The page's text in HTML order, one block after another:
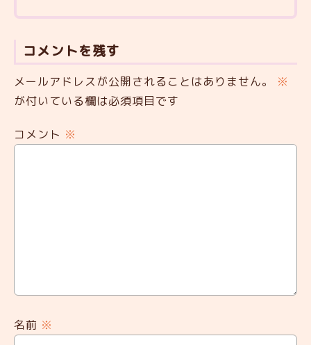
コメントを残す
メールアドレスが公開されることはありません。
※
が付いている欄は必須項目です
コメント ※
名前 ※